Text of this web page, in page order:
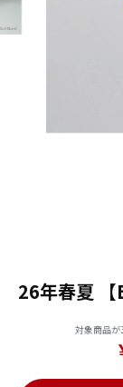
26年春夏
対象商品が